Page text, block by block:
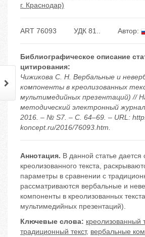
г. Краснодар)
ART 76093 УДК 81.. Автор:
Библиографическое описание
цитирования:
Чижикова С. Н. Вербальные и
компоненты в креолизованных
мультимедийных презентаций) //
методический электронный
2016. – № S7. – С. 64–69. – URL:
koncept.ru/2016/76093.htm.
Аннотация. В данной статье
креолизованного текста,
параметры в сравнении с
рассматриваются вербальные и
компоненты в креолизованных
мультимедийных презентаций).
Ключевые слова: креолизованный
традиционный текст, вербальные